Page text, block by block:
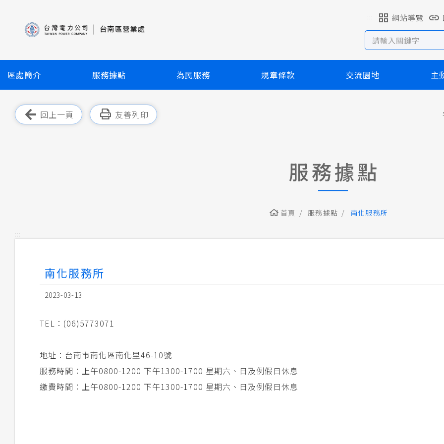
塊
::: 網站導覽
區處簡介 服務據點 為民服務 規章條款 交流園地 主
回上一頁 友善列印
服務據點
首頁 服務據點 南化服務所
:::
南化服務所
2023-03-13
TEL：(06)5773071
地址：台南市南化區南化里46-10號
服務時間：上午0800-1200 下午1300-1700 星期六、日及例假日休息
繳費時間：上午0800-1200 下午1300-1700 星期六、日及例假日休息